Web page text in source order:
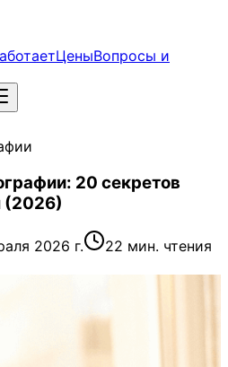
ЦеныВопросы и
20 секретов
(2026)
2026 г.
22 мин. чтения